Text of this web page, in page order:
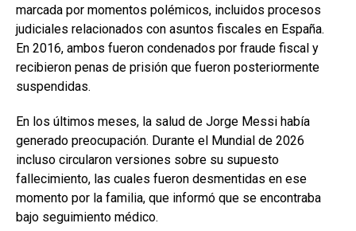
marcada por momentos polémicos, incluidos procesos
judiciales relacionados con asuntos fiscales en España.
En 2016, ambos fueron condenados por fraude fiscal y
recibieron penas de prisión que fueron posteriormente
suspendidas.
En los últimos meses, la salud de Jorge Messi había
generado preocupación. Durante el Mundial de 2026
incluso circularon versiones sobre su supuesto
fallecimiento, las cuales fueron desmentidas en ese
momento por la familia, que informó que se encontraba
bajo seguimiento médico.